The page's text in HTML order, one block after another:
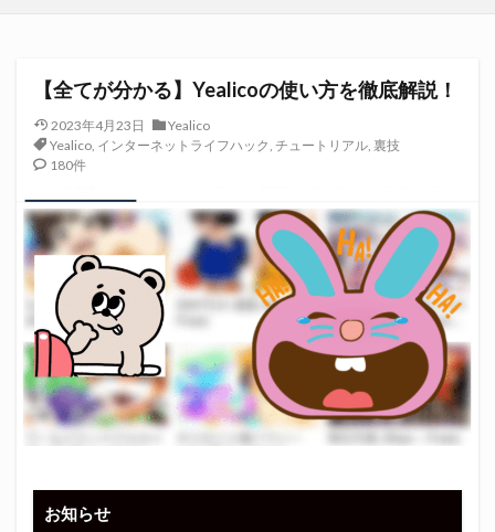
【全てが分かる】Yealicoの使い方を徹底解説！
2023年4月23日
Yealico
Yealico, インターネットライフハック, チュートリアル, 裏技
180件
お知らせ